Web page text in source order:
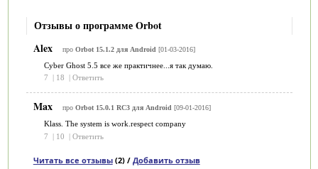
Отзывы о программе Orbot
Alex
про Orbot 15.1.2 для Android [01-03-2016]
Cyber Ghost 5.5 все же практичнее...я так думаю.
7
18 Ответить
Max про Orbot 15.0.1 RC3 для Android[09-01-2016]
Klass. The system is work.respect company
7
| 10 | Ответить
Читать все отзывы(2) / Добавить отзыв